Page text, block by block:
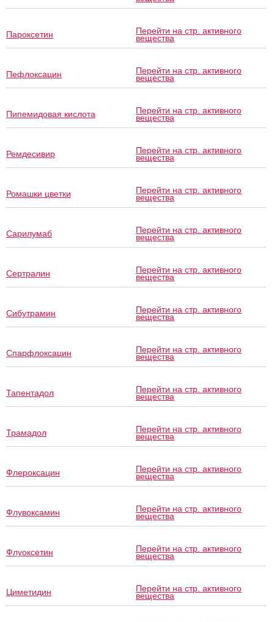
Пароксетин Перейти на стр. активного
вещества
Пефлоксацин Перейти на стр. активного
вещества
Пипемидовая кислота Перейти на стр. активного
вещества
Ремдесивир Перейти на стр. активного
вещества
Ромашки цветки Перейти на стр. активного
вещества
Сарилумаб Перейти на стр. активного
вещества
Сертралин Перейти на стр. активного
вещества
Сибутрамин Перейти на стр. активного
вещества
Спарфлоксацин Перейти на стр. активного
вещества
Тапентадол Перейти на стр. активного
вещества
Трамадол Перейти на стр. активного
вещества
Флероксацин Перейти на стр. активного
вещества
Флувоксамин Перейти на стр. активного
вещества
Флуоксетин Перейти на стр. активного
вещества
Циметидин Перейти на стр. активного
вещества